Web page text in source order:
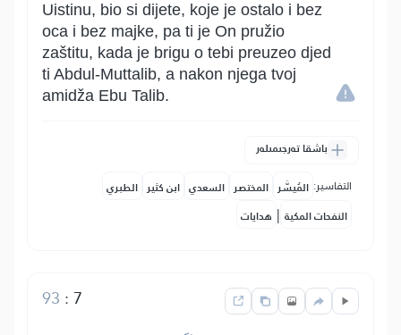
Uistinu, bio si dijete, koje je ostalo i bez
oca i bez majke, pa ti je On pružio
zaštitu, kada je brigu o tebi preuzeo djed
ti Abdul-Muttalib, a nakon njega tvoj
amidža Ebu Talib.
باشقا تەرجىمىلەر
التفاسير: المُيسَّر المختصر السعدي ابن كثير الطبري
النفحات المكية | هدايات
7
:
93